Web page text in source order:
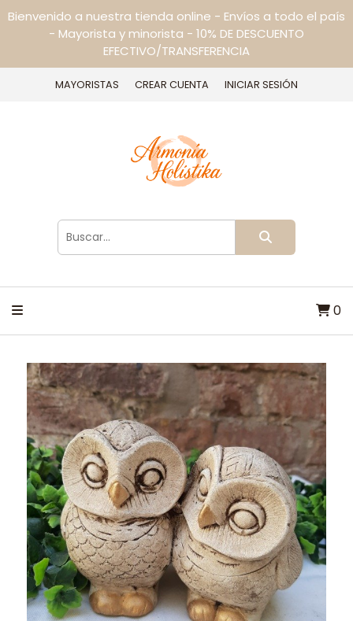
Bienvenido a nuestra tienda online - Envíos a todo el país
- Mayorista y minorista - 10% DE DESCUENTO
EFECTIVO/TRANSFERENCIA
MAYORISTAS CREAR CUENTA INICIAR SESIÓN
0